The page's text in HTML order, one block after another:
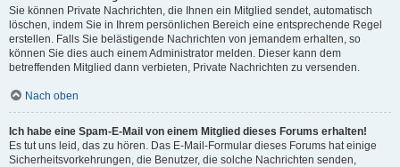
Sie können Private Nachrichten, die Ihnen ein Mitglied sendet, automatisch
löschen, indem Sie in Ihrem persönlichen Bereich eine entsprechende Regel
erstellen. Falls Sie belästigende Nachrichten von jemandem erhalten, so
können Sie dies auch einem Administrator melden. Dieser kann dem
betreffenden Mitglied dann verbieten, Private Nachrichten zu versenden.
Nach oben
Ich habe eine Spam-E-Mail von einem Mitglied dieses Forums erhalten!
Es tut uns leid, das zu hören. Das E-Mail-Formular dieses Forums hat einige
Sicherheitsvorkehrungen, die Benutzer, die solche Nachrichten senden,